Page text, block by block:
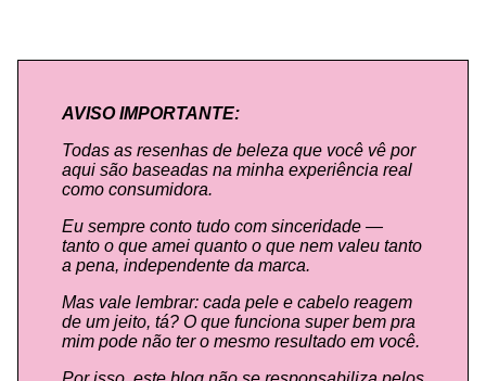
AVISO IMPORTANTE:
Todas as resenhas de beleza que você vê por
aqui são baseadas na minha experiência real
como consumidora.
Eu sempre conto tudo com sinceridade —
tanto o que amei quanto o que nem valeu tanto
a pena, independente da marca.
Mas vale lembrar: cada pele e cabelo reagem
de um jeito, tá? O que funciona super bem pra
mim pode não ter o mesmo resultado em você.